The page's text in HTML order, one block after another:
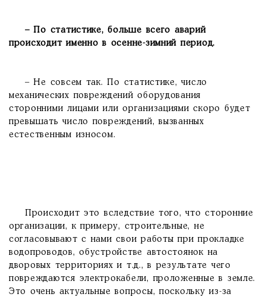
– По статистике, больше всего аварий
происходит именно в осенне-зимний период.
– Не совсем так. По статистике, число
механических повреждений оборудования
сторонними лицами или организациями скоро будет
превышать число повреждений, вызванных
естественным износом.
Происходит это вследствие того, что сторонние
организации, к примеру, строительные, не
согласовывают с нами свои работы при прокладке
водопроводов, обустройстве автостоянок на
дворовых территориях и т.д., в результате чего
повреждаются электрокабели, проложенные в земле.
Это очень актуальные вопросы, поскольку из-за